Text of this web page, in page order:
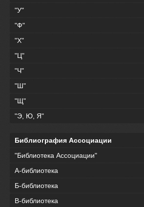
"У"
"Ф"
"Х"
"Ц"
"Ч"
"Ш"
"Щ"
"Э, Ю, Я"
Библиография Ассоциации
"Библиотека Ассоциации"
А-библиотека
Б-библиотека
В-библиотека